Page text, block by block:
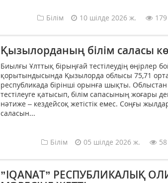
Білім 10 шілде 2026 ж. 179
Қызылорданың білім саласы
Биылғы Ұлттық бірыңғай тестілеудің өңірлер
қорытындысында Қызылорда облысы 75,71
республикада бірінші орынға шықты.
тестілеуге қатысып, білім сапасының жоғары
нәтиже – кездейсоқ жетістік емес. Соңғы
саласын...
Білім 05 шілде 2026 ж. 58
”IQANAT” РЕСПУБЛИКАЛЫҚ